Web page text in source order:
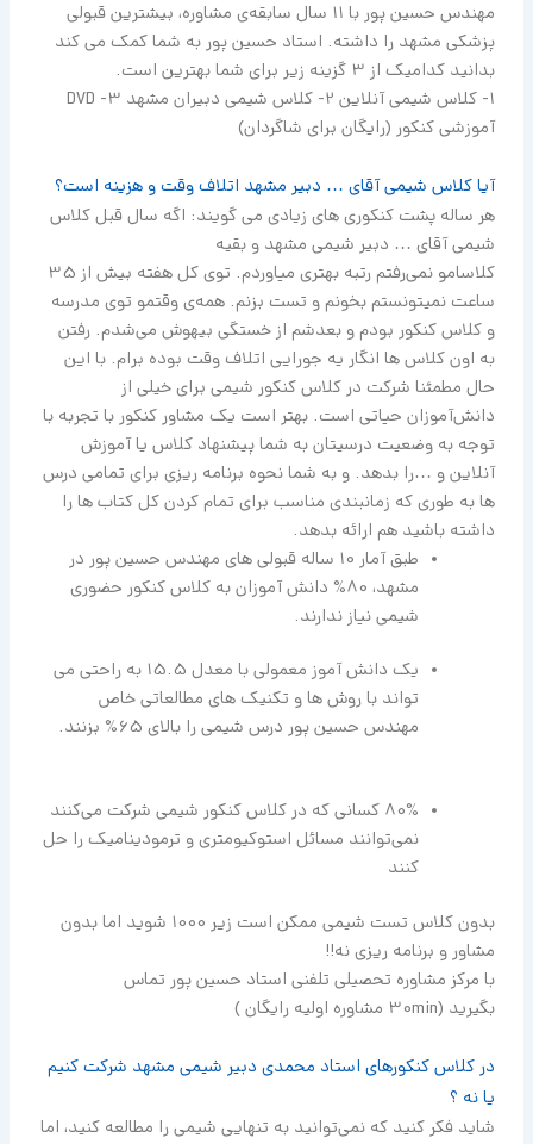
مهندس حسین پور با 11 سال سابقه‌ی مشاوره، بیشترین قبولی
پزشکی مشهد را داشته. استاد حسین پور به شما کمک می کند
بدانید کدامیک از 3 گزینه زیر برای شما بهترین است.
1- کلاس شیمی آنلاین 2- کلاس شیمی دبیران مشهد 3- DVD
آموزشی کنکور (رایگان برای شاگردان)
آیا کلاس شیمی آقای … دبیر مشهد اتلاف وقت و هزینه است؟
هر ساله پشت کنکوری های زیادی می گویند: اگه سال قبل کلاس
شیمی آقای … دبیر شیمی مشهد و بقیه
کلاسامو نمی‌رفتم رتبه بهتری میاوردم. توی کل هفته بیش از 35
ساعت نمیتونستم بخونم و تست بزنم. همه‌ی وقتمو توی مدرسه
و کلاس کنکور بودم و بعدشم از خستگی بیهوش می‌شدم. رفتن
به اون کلاس ها انگار یه جورایی اتلاف وقت بوده برام. با این
حال مطمئنا شرکت در کلاس کنکور شیمی برای خیلی از
دانش‌آموزان حیاتی است. بهتر است یک مشاور کنکور با تجربه با
توجه به وضعیت درسیتان به شما پیشنهاد کلاس یا آموزش
آنلاین و …را بدهد. و به شما نحوه برنامه ریزی برای تمامی درس
ها به طوری که زمانبندی مناسب برای تمام کردن کل کتاب ها را
داشته باشید هم ارائه بدهد.
طبق آمار 10 ساله قبولی های مهندس حسین پور در
مشهد، 80% دانش آموزان به کلاس کنکور حضوری
شیمی نیاز ندارند.
یک دانش آموز معمولی با معدل 15.5 به راحتی می
تواند با روش ها و تکنیک های مطالعاتی خاص
مهندس حسین پور درس شیمی را بالای 65% بزنند.​
​80% کسانی که در کلاس کنکور شیمی شرکت می‌کنند
نمی‌توانند مسائل استوکیومتری و ترمودینامیک را حل
کنند
بدون کلاس تست شیمی ممکن است زیر 1000 شوید اما بدون
مشاور و برنامه ریزی نه!!
با مرکز مشاوره تحصیلی تلفنی استاد حسین پور تماس
بگیرید (30min مشاوره اولیه رایگان )
در کلاس کنکورهای استاد محمدی دبیر شیمی مشهد شرکت کنیم
یا نه ؟
شاید فکر کنید که نمی‌توانید به تنهایی شیمی را مطالعه کنید، اما